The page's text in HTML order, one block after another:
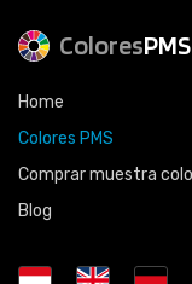
ColoresPMS
Home
Colores PMS
Comprar muestra
Blog